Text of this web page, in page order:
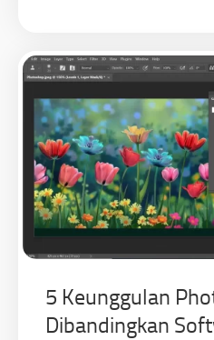
5 Keunggulan
Dibandingkan